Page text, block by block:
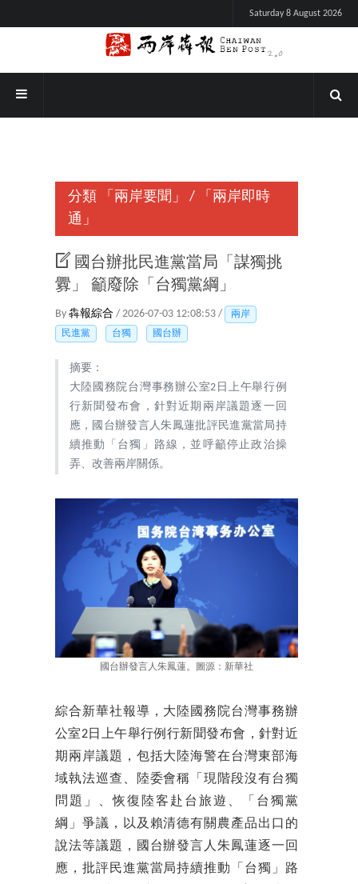
Saturday 8 August 2026
分類 「兩岸要聞」 /
「兩岸即時
通」
國台辦批民進黨當局「謀獨挑
釁」 籲廢除「台獨黨綱」
By 犇報綜合 / 2026-07-03 12:08:53 /
兩岸
民進黨
台獨 國台辦
摘要：
大陸國務院台灣事務辦公室2日上午舉行例
行新聞發布會，針對近期兩岸議題逐一回
應，國台辦發言人朱鳳蓮批評民進黨當局持
續推動「台獨」路線，並呼籲停止政治操
弄、改善兩岸關係。
國台辦發言人朱鳳蓮。圖源：新華社
綜合新華社報導，大陸國務院台灣事務辦
公室2日上午舉行例行新聞發布會，針對近
期兩岸議題，包括大陸海警在台灣東部海
域執法巡查、陸委會稱「現階段沒有台獨
問題」、恢復陸客赴台旅遊、「台獨黨
綱」爭議，以及賴清德有關農產品出口的
說法等議題，國台辦發言人朱鳳蓮逐一回
應，批評民進黨當局持續推動「台獨」路